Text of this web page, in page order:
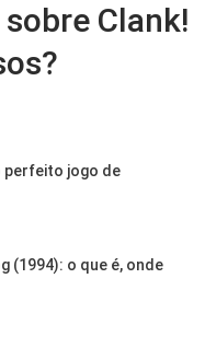
Clank!
perfeito jogo de
(1994): o que é, onde